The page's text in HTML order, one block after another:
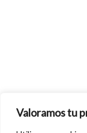
Valoramos tu